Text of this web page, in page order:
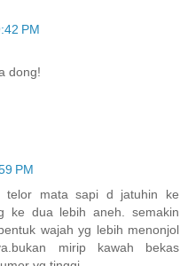
PM
dong!
PM
telor mata sapi d jatuhin ke
ke dua lebih aneh. semakin
wajah yg lebih menonjol
mirip kawah bekas